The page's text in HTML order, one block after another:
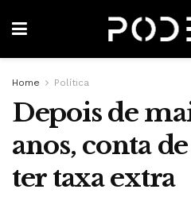
Home Política
Depois de
anos, conta
ter taxa extra